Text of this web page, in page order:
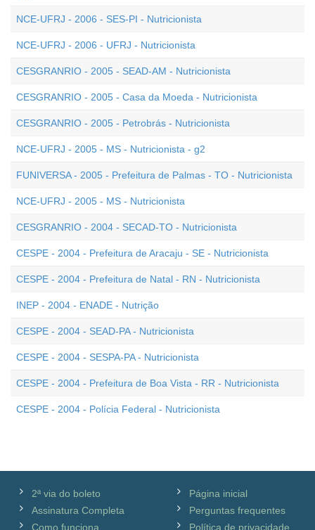
NCE-UFRJ - 2006 - SES-PI - Nutricionista
NCE-UFRJ - 2006 - UFRJ - Nutricionista
CESGRANRIO - 2005 - SEAD-AM - Nutricionista
CESGRANRIO - 2005 - Casa da Moeda - Nutricionista
CESGRANRIO - 2005 - Petrobrás - Nutricionista
NCE-UFRJ - 2005 - MS - Nutricionista - g2
FUNIVERSA - 2005 - Prefeitura de Palmas - TO - Nutricionista
NCE-UFRJ - 2005 - MS - Nutricionista
CESGRANRIO - 2004 - SECAD-TO - Nutricionista
CESPE - 2004 - Prefeitura de Aracaju - SE - Nutricionista
CESPE - 2004 - Prefeitura de Natal - RN - Nutricionista
INEP - 2004 - ENADE - Nutrição
CESPE - 2004 - SEAD-PA - Nutricionista
CESPE - 2004 - SESPA-PA - Nutricionista
CESPE - 2004 - Prefeitura de Boa Vista - RR - Nutricionista
CESPE - 2004 - Polícia Federal - Nutricionista
2ª via do boleto
Assinatura Completa
Como funciona
Página inicial
Perguntas frequentes
Política de privacidade